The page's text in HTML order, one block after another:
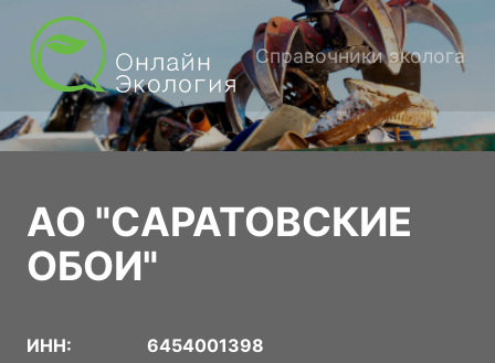
Справочники эколога
АО "САРАТОВСКИЕ
ОБОИ"
ИНН: 6454001398